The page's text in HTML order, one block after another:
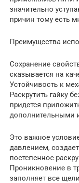
значительно
причин тому есть
Преимущества
Сохранение
сказывается на
Устойчивость к
Раскрутить гайку
придется
дополнительными
Это важное
давлением,
постепенное
Проникновение в
заполняет все